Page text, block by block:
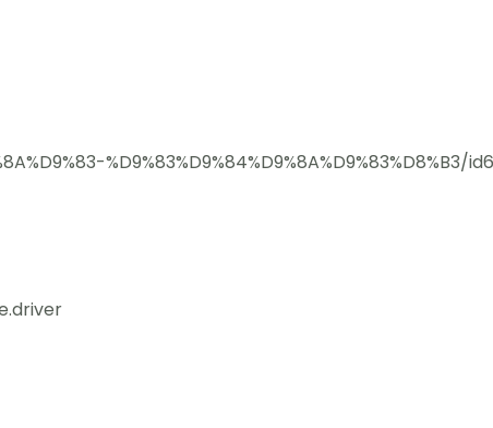
%D9%83%D9%84%D9%8A%D9%83%D8%B3/